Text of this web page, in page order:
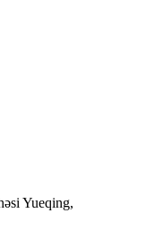
Yueqing,